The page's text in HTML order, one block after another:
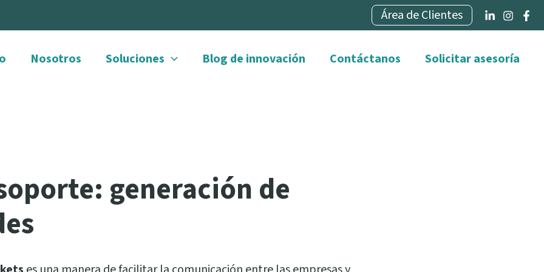
Área de Clientes
Nosotros Soluciones Blog de innovación Contáctanos Solicitar asesoría
generación de